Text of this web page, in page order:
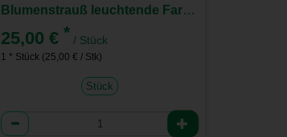
Blumenstrauß leuchtende Farben 25€
25,00 €* / Stück
1 * Stück (25,00 € / Stk)
Stück
Anzahl